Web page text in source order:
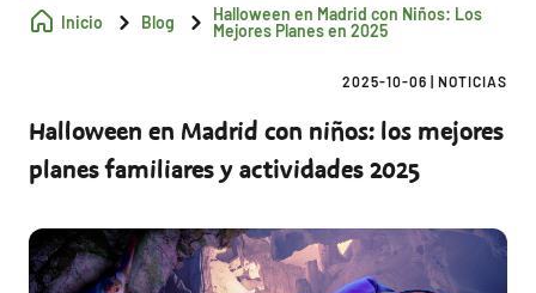
Inicio Blog
Halloween en Madrid con Niños: Los
Mejores Planes en 2025
2025-10-06 NOTICIAS
Halloween en Madrid con niños: los mejores
planes familiares y actividades 2025